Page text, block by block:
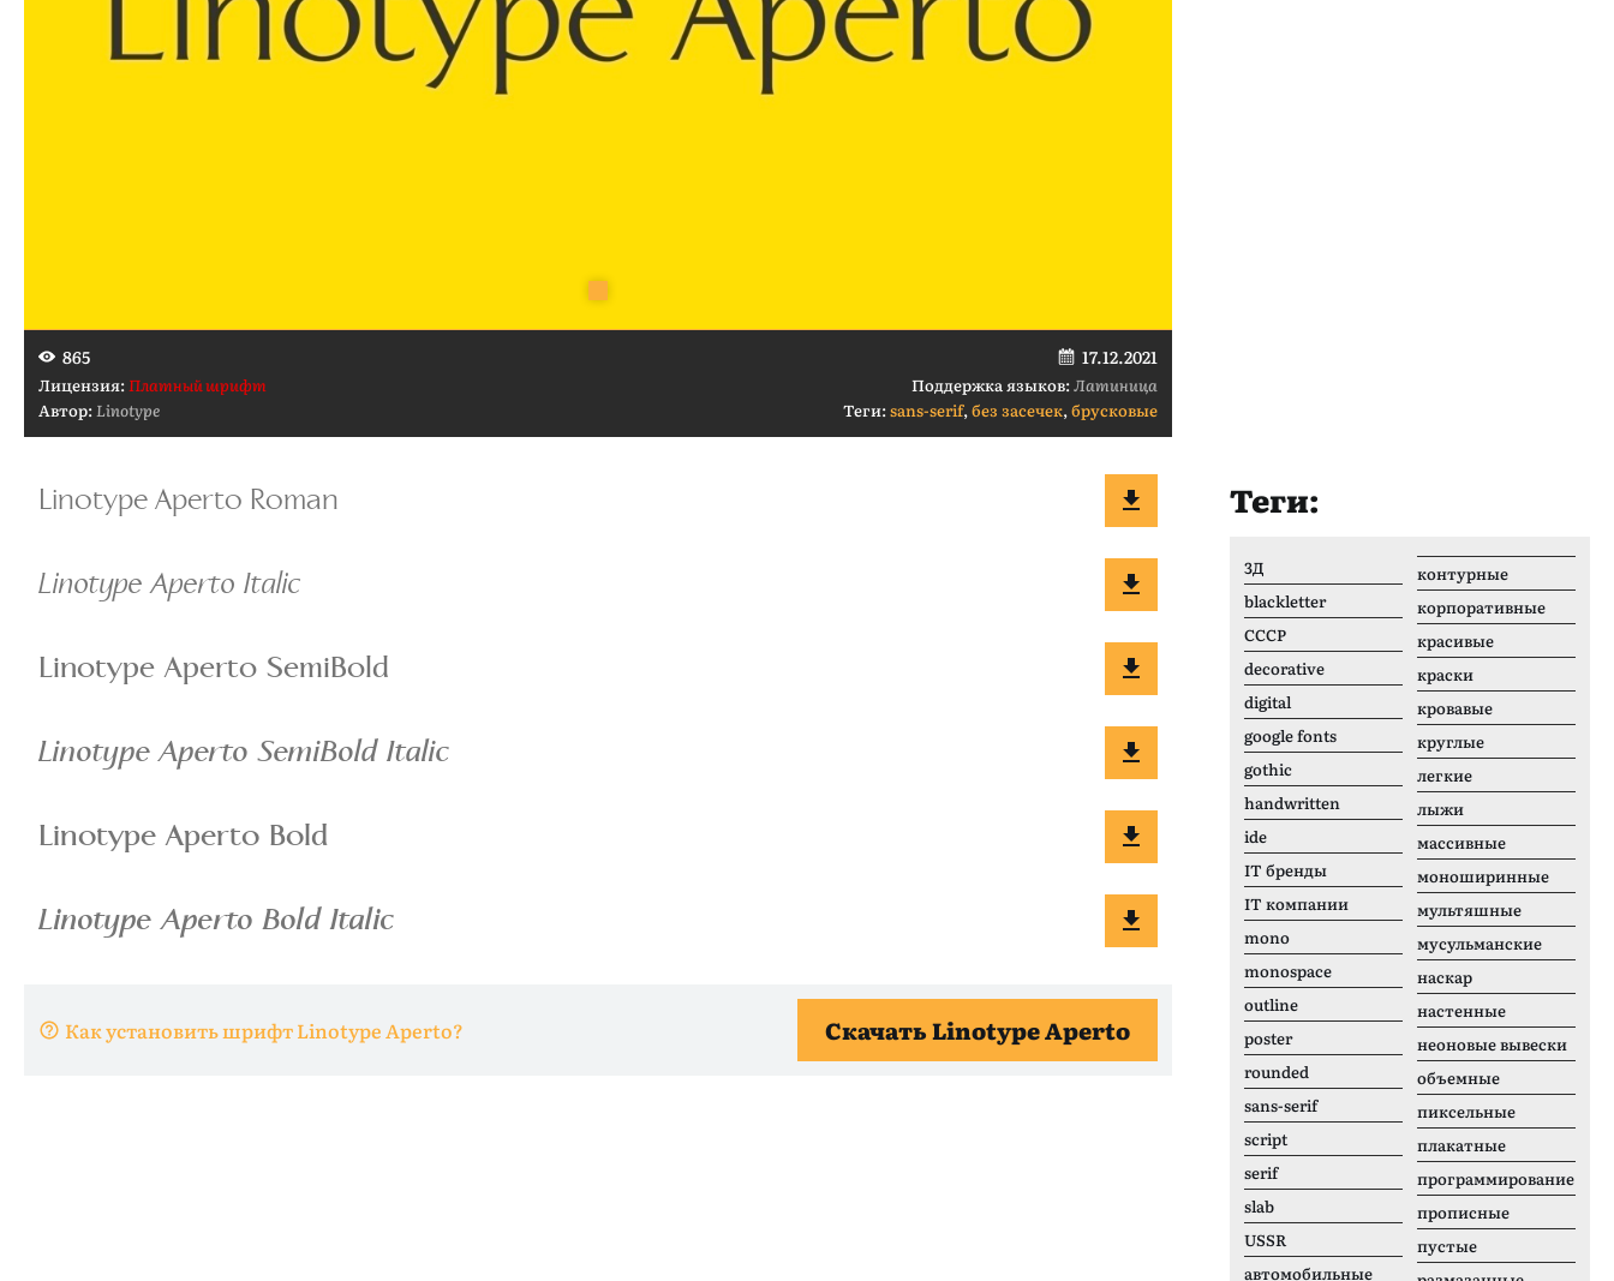
865 17.12.2021
Лицензия:Платный шрифт Поддержка языков:Латиница
Автор:Linotype Теги:sans-serif,без засечек,брусковые
Как установить шрифт Linotype Aperto? Скачать Linotype Aperto
Теги:
3Д
blackletter
CCCР
decorative
digital
google fonts
gothic
handwritten
ide
IT бренды
IT компании
mono
monospace
outline
poster
rounded
sans-serif
script
serif
slab
USSR
автомобильные
контурные
корпоративные
красивые
краски
кровавые
круглые
легкие
лыжи
массивные
моноширинные
мультяшные
мусульманские
наскар
настенные
неоновые вывески
объемные
пиксельные
плакатные
программирование
прописные
пустые